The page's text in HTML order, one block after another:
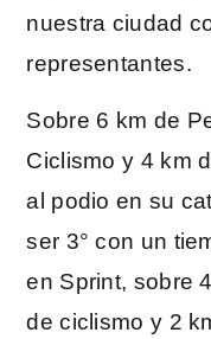
nuestra ciudad
representantes.
Sobre 6 km de
Ciclismo y 4 km
al podio en su
ser 3° con un
en Sprint, sobre
de ciclismo y 2